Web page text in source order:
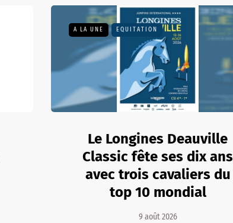
A LA UNE EQUITATION
Le Longines Deauville
Classic fête ses dix ans
avec trois cavaliers du
top 10 mondial
9 août 2026